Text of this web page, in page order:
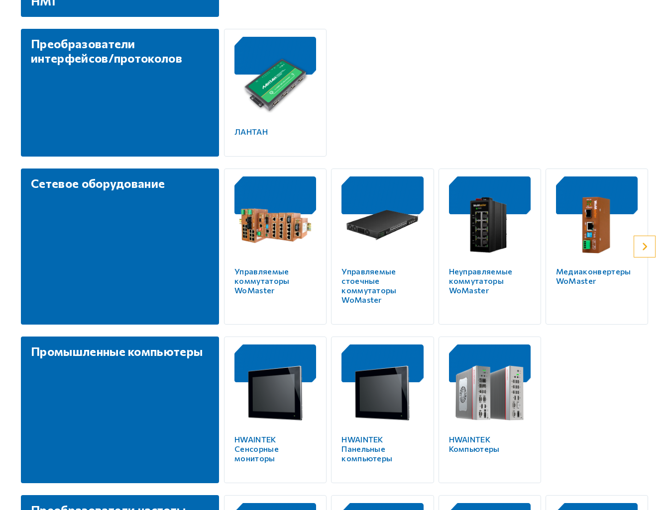
Преобразователи
интерфейсов/протоколов
ЛАНТАН
Сетевое оборудование
Управляемые
коммутаторы
WoMaster
Управляемые
стоечные
коммутаторы
WoMaster
Неуправляемые
коммутаторы
WoMaster
Медиаконвертеры
WoMaster
Промышленные компьютеры
HWAINTEK
Сенсорные
мониторы
HWAINTEK
Панельные
компьютеры
HWAINTEK
Компьютеры
GCAN